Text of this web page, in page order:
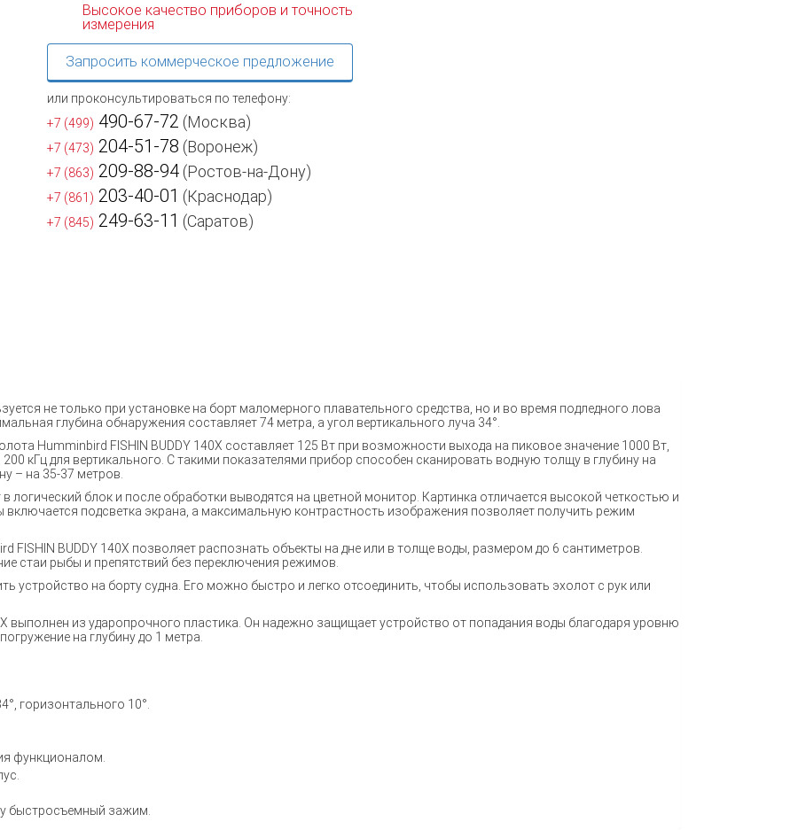
Высокое качество приборов и точность
измерения
Запросить коммерческое предложение
или проконсультироваться по телефону:
+7 (499) 490-67-72 (Москва)
+7 (473) 204-51-78 (Воронеж)
+7 (863) 209-88-94 (Ростов-на-Дону)
+7 (861) 203-40-01 (Краснодар)
+7 (845) 249-63-11 (Саратов)
не только при установке на борт маломерного плавательного средства, но и во время подледного лова
глубина обнаружения составляет 74 метра, а угол вертикального луча 34°.
Humminbird FISHIN BUDDY 140X составляет 125 Вт при возможности выхода на пиковое значение 1000 Вт,
кГц для вертикального. С такими показателями прибор способен сканировать водную толщу в глубину на
– на 35-37 метров.
логический блок и после обработки выводятся на цветной монитор. Картинка отличается высокой четкостью и
включается подсветка экрана, а максимальную контрастность изображения позволяет получить режим
FISHIN BUDDY 140X позволяет распознать объекты на дне или в толще воды, размером до 6 сантиметров.
стаи рыбы и препятствий без переключения режимов.
устройство на борту судна. Его можно быстро и легко отсоединить, чтобы использовать эхолот с рук или
выполнен из ударопрочного пластика. Он надежно защищает устройство от попадания воды благодаря уровню
на глубину до 1 метра.
горизонтального 10°.
функционалом.
быстросъемный зажим.